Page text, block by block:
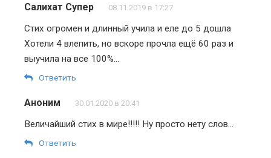
Салихат Супер 08.11.2019 в 17:27
Стих огромен и длинный учила и еле до 5 дошла
Хотели 4 влепить, но вскоре прочла ещё 60 раз и
выучила на все 100%…
Ответить
Аноним 30.01.2020 в 20:41
Величайший стих в мире!!!!! Ну просто нету слов…
Ответить